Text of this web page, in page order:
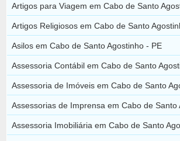
Artigos para Viagem em Cabo de Santo
Artigos Religiosos em Cabo de Santo
Asilos em Cabo de Santo Agostinho - PE
Assessoria Contábil em Cabo de Santo
Assessoria de Imóveis em Cabo de Santo
Assessorias de Imprensa em Cabo de Santo
Assessoria Imobiliária em Cabo de Santo